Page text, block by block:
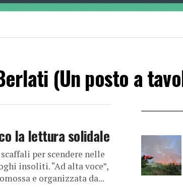
(Un posto a
la lettura solidale
per scendere nelle
insoliti. “Ad alta voce”,
e organizzata da...